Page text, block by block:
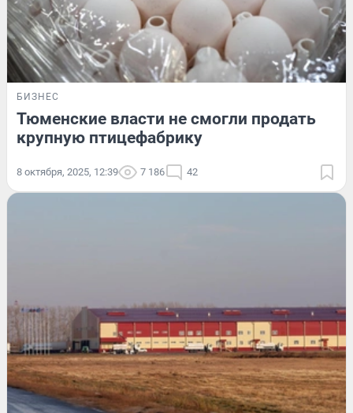
БИЗНЕС
Тюменские власти не смогли продать
крупную птицефабрику
8 октября, 2025, 12:39 7 186 42